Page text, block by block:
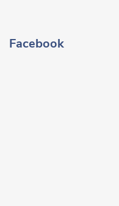
Facebook